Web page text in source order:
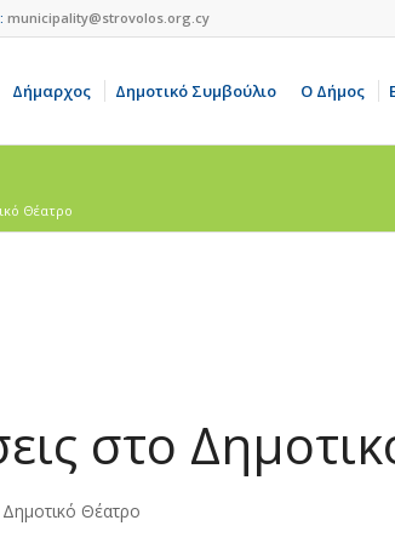
municipality@strovolos.org.cy
Δήμαρχος Δημοτικό Συμβούλιο Ο Δήμος
Θέατρο
στο
Θέατρο